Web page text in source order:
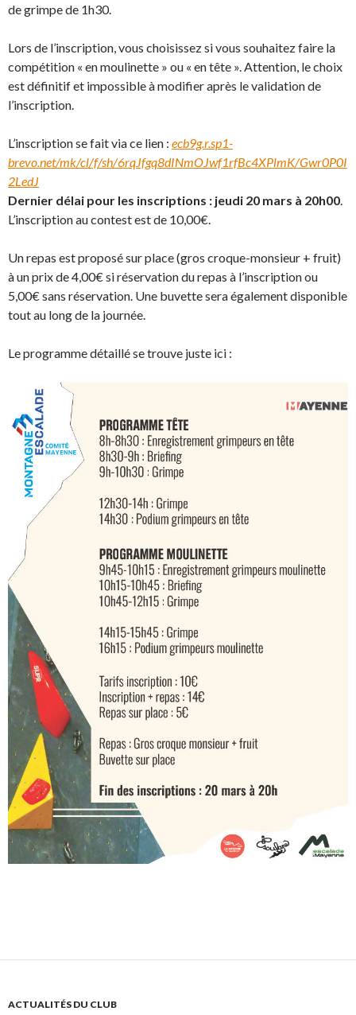
de grimpe de 1h30.
Lors de l’inscription, vous choisissez si vous souhaitez faire la
compétition « en moulinette » ou « en tête ». Attention, le choix
est définitif et impossible à modifier après le validation de
l’inscription.
L’inscription se fait via ce lien : ecb9g.r.sp1-
brevo.net/mk/cl/f/sh/6rqJfgq8dINmOJwf1rfBc4XPlmK/Gwr0P0I
2LedJ
Dernier délai pour les inscriptions : jeudi 20 mars à 20h00.
L’inscription au contest est de 10,00€.
Un repas est proposé sur place (gros croque-monsieur + fruit)
à un prix de 4,00€ si réservation du repas à l’inscription ou
5,00€ sans réservation. Une buvette sera également disponible
tout au long de la journée.
Le programme détaillé se trouve juste ici :
ACTUALITÉS DU CLUB